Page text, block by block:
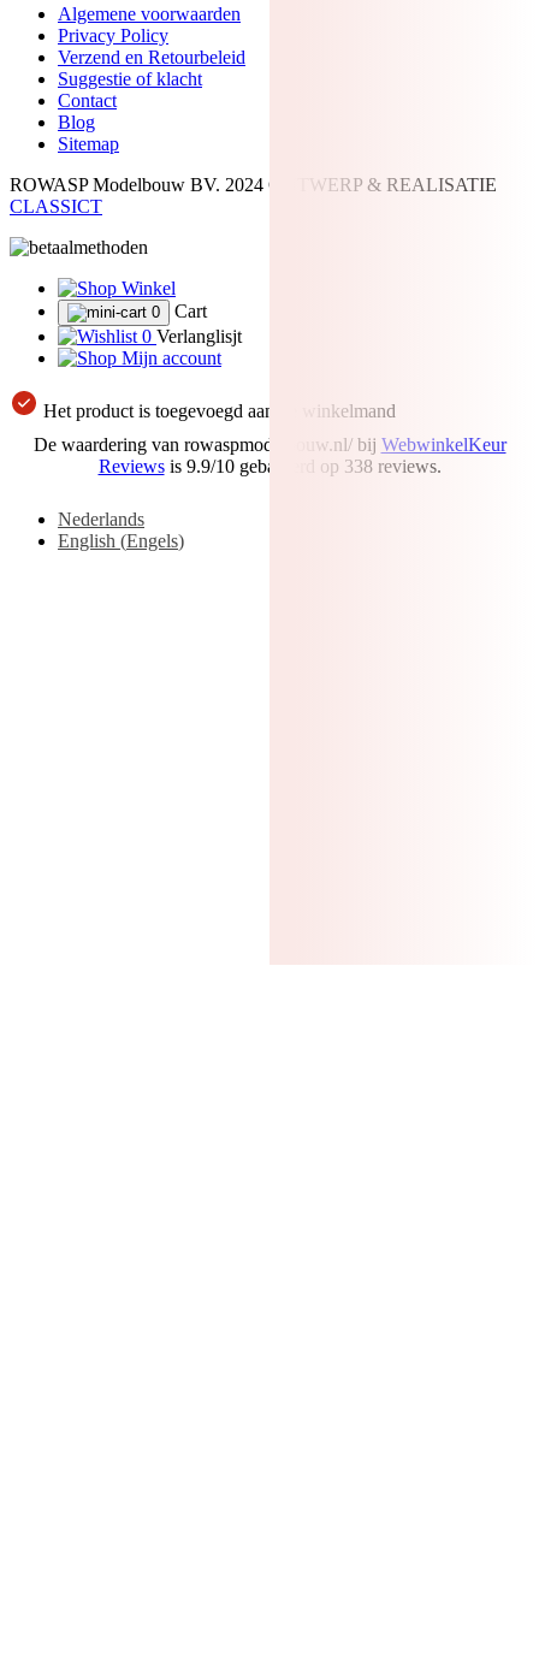
Algemene voorwaarden
Privacy Policy
Verzend en Retourbeleid
Suggestie of klacht
Contact
Blog
Sitemap
ROWASP Modelbouw BV. 2024 ONTWERP & REALISATIE
CLASSICT
Winkel
0
Cart
0 Verlanglisjt
Mijn account
Het product is toegevoegd aan de winkelmand
De waardering van rowaspmodelbouw.nl/ bij WebwinkelKeur
Reviewsis 9.9/10 gebaseerd op 338 reviews.
Nederlands
English (Engels)